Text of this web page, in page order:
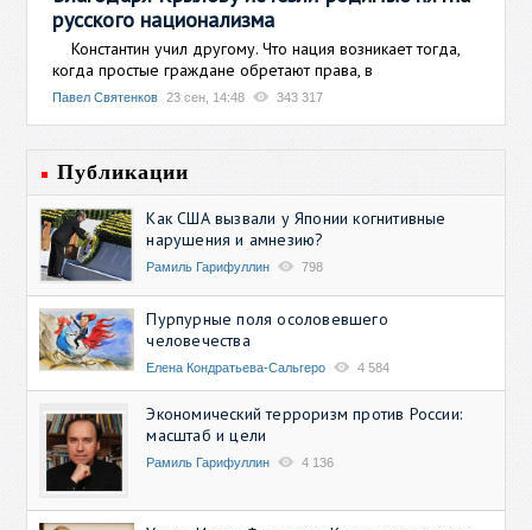
русского национализма
Константин учил другому. Что нация возникает тогда,
когда простые граждане обретают права, в
Павел Святенков 23 сен, 14:48 343 317
Публикации
Как США вызвали у Японии когнитивные
нарушения и амнезию?
Рамиль Гарифуллин 798
Пурпурные поля осоловевшего
человечества
Елена Кондратьева-Сальгеро 4 584
Экономический терроризм против России:
масштаб и цели
Рамиль Гарифуллин 4 136